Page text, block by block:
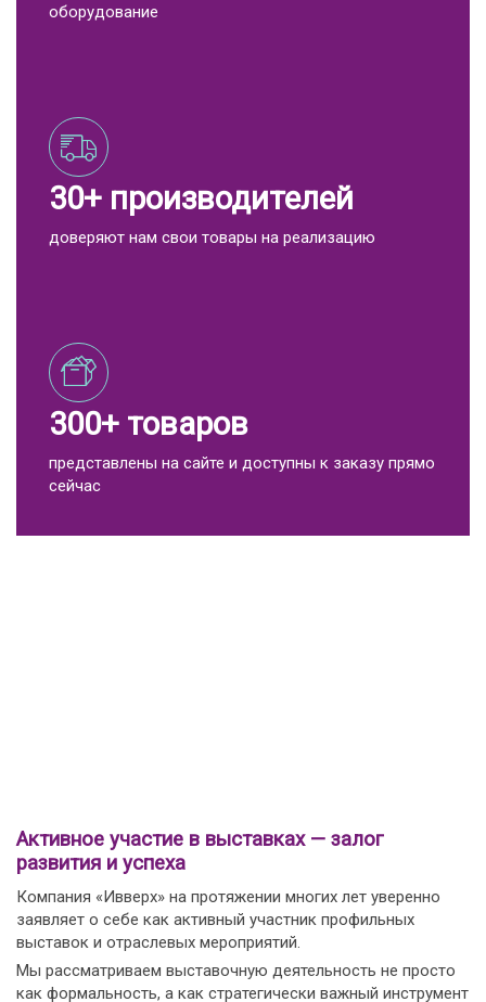
оборудование
30+ производителей
доверяют нам свои товары на реализацию
300+ товаров
представлены на сайте и доступны к заказу прямо
сейчас
Активное участие в выставках — залог
развития и успеха
Компания «Ивверх» на протяжении многих лет уверенно
заявляет о себе как активный участник профильных
выставок и отраслевых мероприятий.
Мы рассматриваем выставочную деятельность не просто
как формальность, а как стратегически важный инструмент